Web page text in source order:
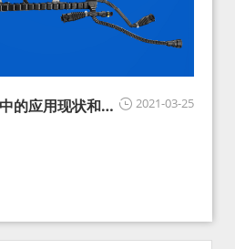
2021-03-25
的应用现状和展